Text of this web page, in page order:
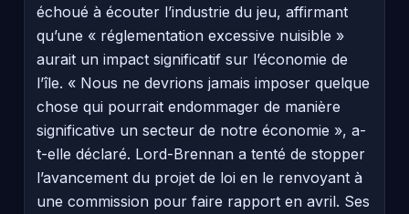
échoué à écouter l’industrie du jeu, affirmant
qu’une « réglementation excessive nuisible »
aurait un impact significatif sur l’économie de
l’île. « Nous ne devrions jamais imposer quelque
chose qui pourrait endommager de manière
significative un secteur de notre économie », a-
t-elle déclaré. Lord-Brennan a tenté de stopper
l’avancement du projet de loi en le renvoyant à
une commission pour faire rapport en avril. Ses